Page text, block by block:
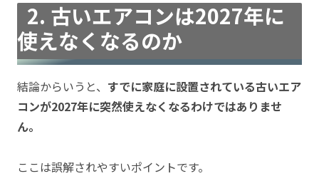
2. 古いエアコンは2027年に
使えなくなるのか
結論からいうと、 すでに家庭に設置されている古いエア
コンが2027年に突然使えなくなるわけではありませ
ん。
ここは誤解されやすいポイントです。